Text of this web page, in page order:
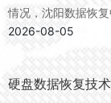
情况，沈阳数据恢复
2026-08-05
硬盘数据恢复技